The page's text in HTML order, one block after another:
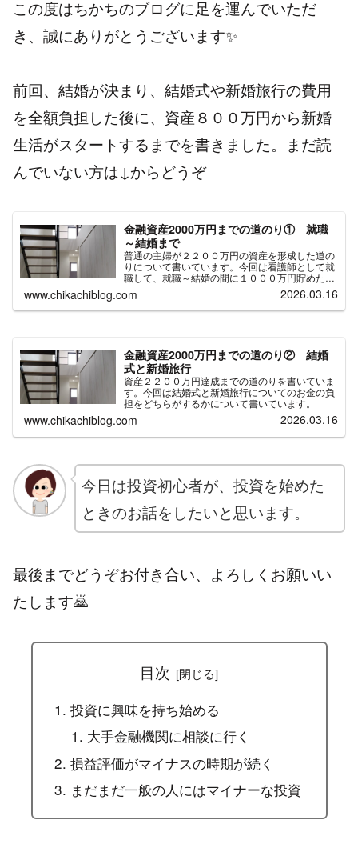
この度はちかちのブログに足を運んでいただ
き、誠にありがとうございます✨
前回、結婚が決まり、結婚式や新婚旅行の費用
を全額負担した後に、資産８００万円から新婚
生活がスタートするまでを書きました。まだ読
んでいない方は↓からどうぞ
金融資産2000万円までの道のり① 就職
～結婚まで
普通の主婦が２２００万円の資産を形成した道の
りについて書いています。今回は看護師として就
職して、就職～結婚の間に１０００万円貯めたと
www.chikachiblog.com 2026.03.16
金融資産2000万円までの道のり② 結婚
式と新婚旅行
資産２２００万円達成までの道のりを書いていま
す。今回は結婚式と新婚旅行についてのお金の負
担をどちらがするかについて書いています。
www.chikachiblog.com 2026.03.16
今日は投資初心者が、投資を始めた
ときのお話をしたいと思います。
最後までどうぞお付き合い、よろしくお願いい
たします🙇
目次
投資に興味を持ち始める
大手金融機関に相談に行く
損益評価がマイナスの時期が続く
まだまだ一般の人にはマイナーな投資